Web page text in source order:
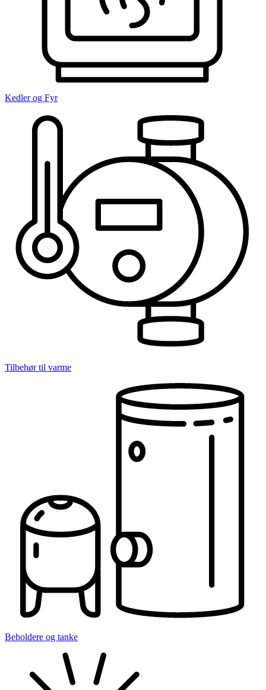
Kedler og Fyr
Tilbehør til varme
Beholdere og tanke